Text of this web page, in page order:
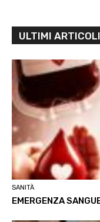
ULTIMI ARTICOLI
SANITÀ
EMERGENZA